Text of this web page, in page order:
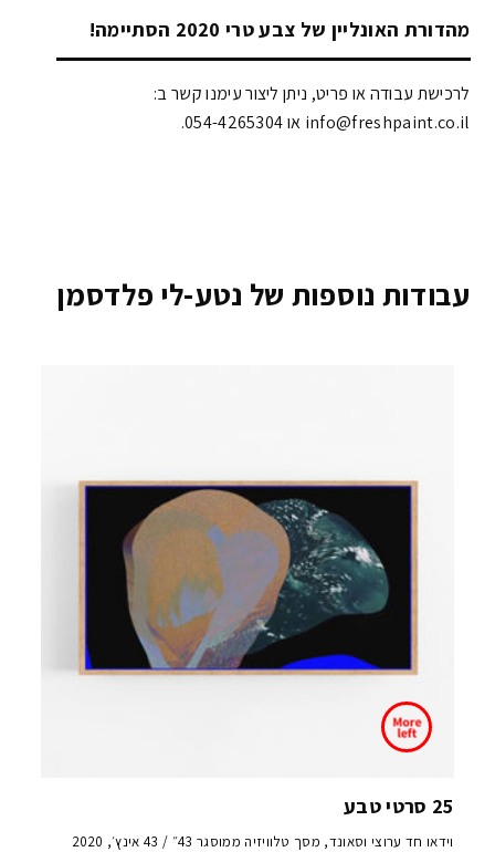
מהדורת האונליין של צבע טרי 2020 הסתיימה!
לרכישת עבודה או פריט, ניתן ליצור עימנו קשר ב:
info@freshpaint.co.il‏ או 054-4265304.
עבודות נוספות של נטע-לי פלדסמן
25 סרטי טבע
וידאו חד ערוצי וסאונד, מסך טלוויזיה ממוסגר 43״ / 43 אינץ׳, 2020